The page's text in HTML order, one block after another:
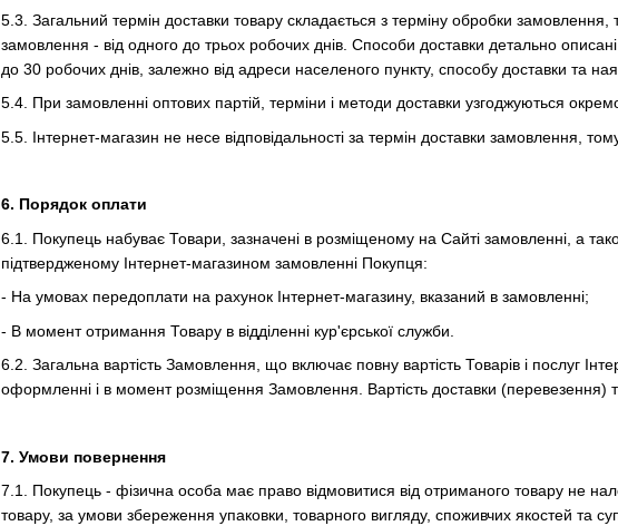
5.3. Загальний термін доставки товару складається з терміну обробки замовлення,
замовлення - від одного до трьох робочих днів. Способи доставки детально
до 30 робочих днів, залежно від адреси населеного пункту, способу доставки та
5.4. При замовленні оптових партій, терміни і методи доставки узгоджуються
5.5. Інтернет-магазин не несе відповідальності за термін доставки замовлення,
6. Порядок оплати
6.1. Покупець набуває Товари, зазначені в розміщеному на Сайті замовленні, а
підтвердженому Інтернет-магазином замовленні Покупця:
- На умовах передоплати на рахунок Інтернет-магазину, вказаний в замовленні;
- В момент отримання Товару в відділенні кур'єрської служби.
6.2. Загальна вартість Замовлення, що включає повну вартість Товарів і послуг
оформленні і в момент розміщення Замовлення. Вартість доставки (перевезення)
7. Умови повернення
7.1. Покупець - фізична особа має право відмовитися від отриманого товару не
товару, за умови збереження упаковки, товарного вигляду, споживчих якостей та